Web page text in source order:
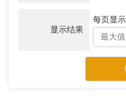
显示结果
每页显示